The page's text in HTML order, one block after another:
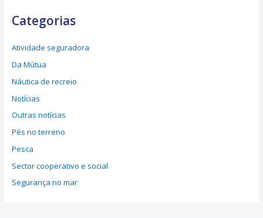
Categorias
Atividade seguradora
Da Mútua
Náutica de recreio
Notícias
Outras notícias
Pés no terreno
Pesca
Sector cooperativo e social
Segurança no mar